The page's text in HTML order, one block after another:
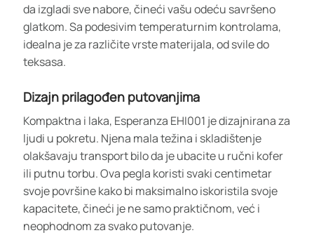
da izgladi sve nabore, čineći vašu odeću savršeno
glatkom. Sa podesivim temperaturnim kontrolama,
idealna je za različite vrste materijala, od svile do
teksasa.
Dizajn prilagođen putovanjima
Kompaktna i laka, Esperanza EHI001 je dizajnirana za
ljudi u pokretu. Njena mala težina i skladištenje
olakšavaju transport bilo da je ubacite u ručni kofer
ili putnu torbu. Ova pegla koristi svaki centimetar
svoje površine kako bi maksimalno iskoristila svoje
kapacitete, čineći je ne samo praktičnom, već i
neophodnom za svako putovanje.